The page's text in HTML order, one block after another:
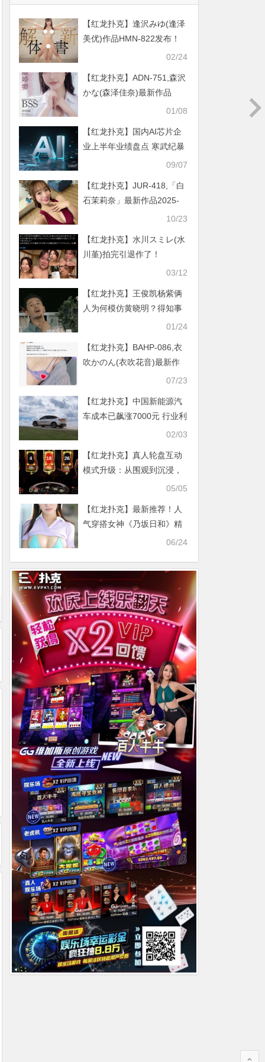
【红龙扑克】逢沢みゆ(逢泽
美优)作品HMN-822发布！
发售解体新书！她自爆得了
02/24
【红龙扑克】ADN-751,森沢
かな(森泽佳奈)最新作品
01/08
【红龙扑克】国内AI芯片企
业上半年业绩盘点 寒武纪暴
09/07
【红龙扑克】JUR-418,「白
石茉莉奈」最新作品2025-
10/23
【红龙扑克】水川スミレ(水
川堇)拍完引退作了！
03/12
【红龙扑克】王俊凯杨紫俩
人为何模仿黄晓明？得知事
01/24
【红龙扑克】BAHP-086,衣
吹かのん(衣吹花音)最新作
品2021年9月7日发布！07/23
【红龙扑克】中国新能源汽
车成本已飙涨7000元 行业利
02/03
【红龙扑克】真人轮盘互动
模式升级：从围观到沉浸，
05/05
【红龙扑克】最新推荐！人
气穿搭女神《乃坂日和》精
06/24